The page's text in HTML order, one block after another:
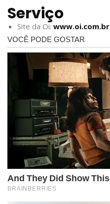
Serviço
Site da Oi: www.oi.com.br